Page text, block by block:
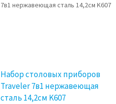
Набор столовых приборов
Traveler 7в1 нержавеющая
сталь 14,2см K607